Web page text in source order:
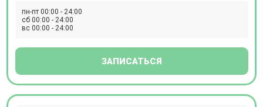
Паркинсона (с динамикой с течение года), обследование
на выявление болезни Альцгеймера (с динамикой с
повышения артериального давления, выявление причин
пн-пт 00:00 - 24:00
сб 00:00 - 24:00
вс 00:00 - 24:00
ЗАПИСАТЬСЯ